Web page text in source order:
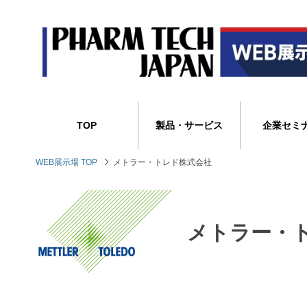
TOP 製品・サービス 企業セミ
WEB展示場 TOP メトラー・トレド株式会社
メトラー・